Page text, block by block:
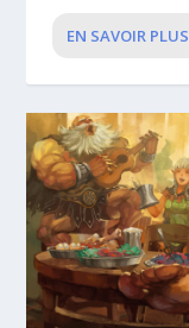
EN SAVOIR PLUS